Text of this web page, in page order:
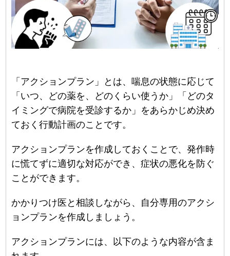
「アクションプラン」とは、喘息の状態に応じて
「いつ、どの薬を、どのくらい使うか」「どのタ
イミングで病院を受診するか」をあらかじめ決め
ておく行動計画のことです。
アクションプランを作成しておくことで、発作時
に慌てずに適切な対応ができ、症状の悪化を防ぐ
ことができます。
かかりつけ医と相談しながら、自分専用のアクシ
ョンプランを作成しましょう。
アクションプランには、以下のような内容が含ま